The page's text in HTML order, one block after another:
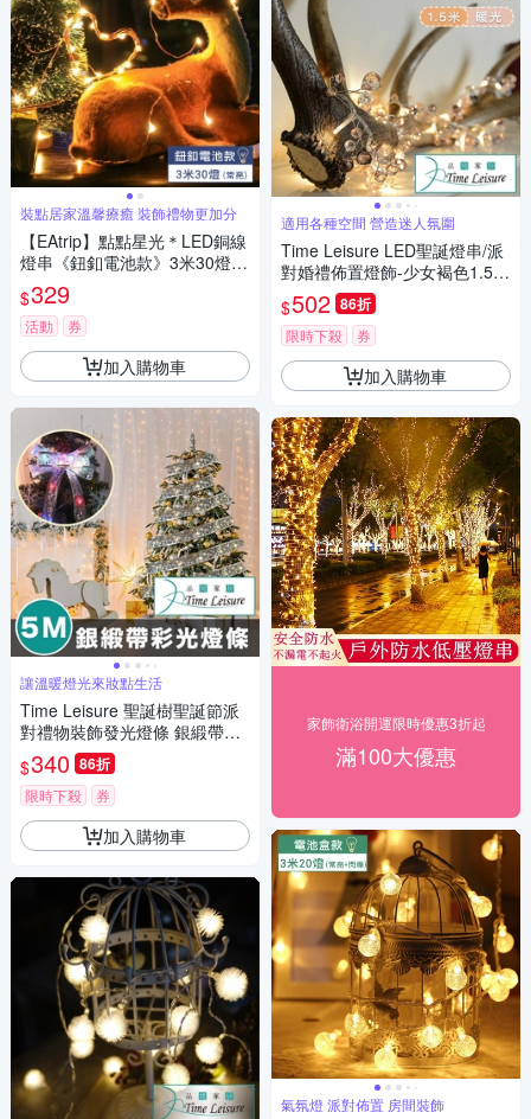
裝點居家溫馨療癒 裝飾禮物更加分
【EAtrip】點點星光＊LED銅線
燈串《鈕釦電池款》3米30燈-
暖白光
$329
活動 券
加入購物車
讓溫暖燈光來妝點生活
Time Leisure 聖誕樹聖誕節派
對禮物裝飾發光燈條 銀緞帶彩
光/5M
$340 86折
限時下殺 券
加入購物車
適用各種空間 營造迷人氛圍
Time Leisure LED聖誕燈串/派
對婚禮佈置燈飾-少女褐色1.5米
暖光
$502 86折
限時下殺 券
加入購物車
家飾衛浴開運限時優惠3折起
滿100大優惠
氣氛燈 派對佈置 房間裝飾